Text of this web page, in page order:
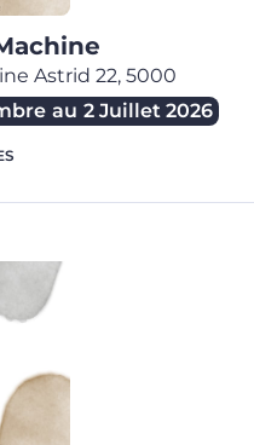
au 2 Juillet 2026
Astrid 22, 5000